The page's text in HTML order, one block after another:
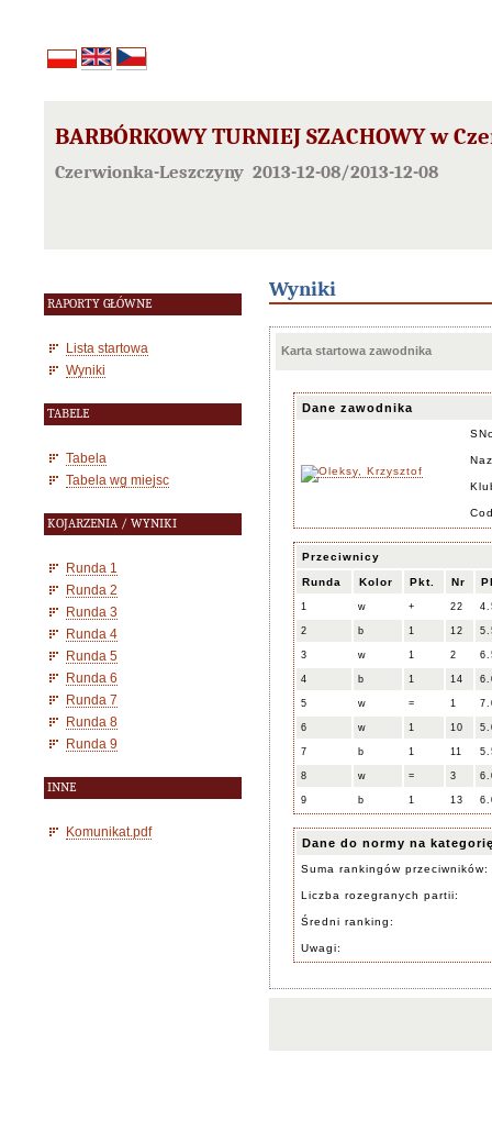
BARBÓRKOWY TURNIEJ SZACHOWY w
Czerwionka-Leszczyny 2013-12-08/2013-12-08
RAPORTY GŁÓWNE
Lista startowa
Wyniki
TABELE
Tabela
Tabela wg miejsc
KOJARZENIA / WYNIKI
Runda 1
Runda 2
Runda 3
Runda 4
Runda 5
Runda 6
Runda 7
Runda 8
Runda 9
INNE
Komunikat.pdf
Wyniki
Karta startowa zawodnika
Dane zawodnika
Przeciwnicy
Runda Kolor Pkt. Nr
1 w + 22
2 b 1 12
3 w 1 2
4 b 1 14
5 w = 1
6 w 1 10
7 b 1 11
8 w = 3
9 b 1 13
Dane do normy na
Suma rankingów przeciwników:
Liczba rozegranych partii:
Średni ranking:
Uwagi: